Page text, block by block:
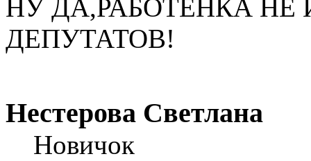
НУ ДА,РАБОТЕНКА
ДЕПУТАТОВ!
Нестерова Светлана
Новичок